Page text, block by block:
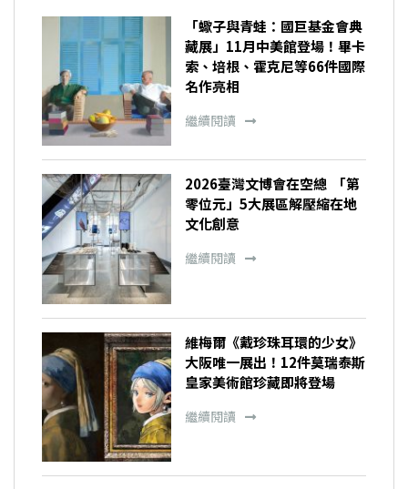
「蠍子與青蛙：國巨基金會典
藏展」11月中美館登場！畢卡
索、培根、霍克尼等66件國際
名作亮相
繼續閱讀
2026臺灣文博會在空總 「第
零位元」5大展區解壓縮在地
文化創意
繼續閱讀
維梅爾《戴珍珠耳環的少女》
大阪唯一展出！12件莫瑞泰斯
皇家美術館珍藏即將登場
繼續閱讀